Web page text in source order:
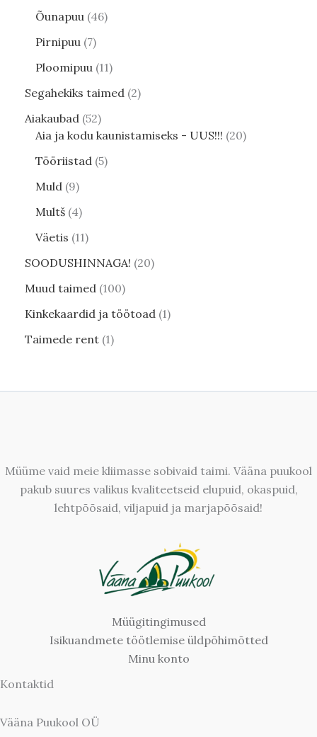
Õunapuu 46
Pirnipuu 7
Ploomipuu 11
Segahekiks taimed 2
Aiakaubad 52
Aia ja kodu kaunistamiseks - UUS!!! 20
Tööriistad 5
Muld 9
Multš 4
Väetis 11
SOODUSHINNAGA! 20
Muud taimed 100
Kinkekaardid ja töötoad 1
Taimede rent 1
Müüme vaid meie kliimasse sobivaid taimi. Vääna puukool
pakub suures valikus kvaliteetseid elupuid, okaspuid,
lehtpõõsaid, viljapuid ja marjapõõsaid!
Müügitingimused
Isikuandmete töötlemise üldpõhimõtted
Minu konto
Kontaktid
Vääna Puukool OÜ